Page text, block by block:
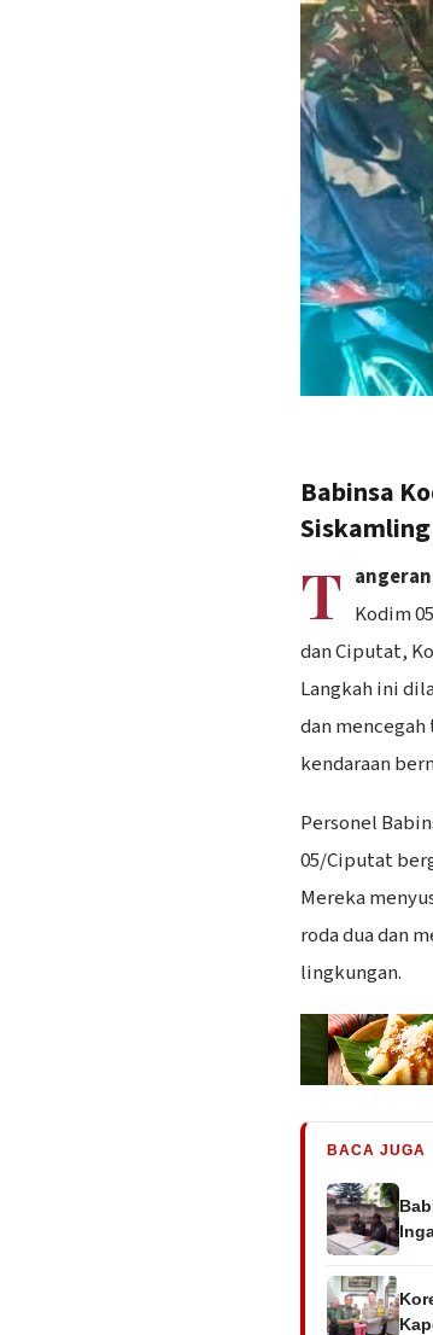
Babinsa
T Kodim
dan Ciputat,
Langkah ini
dan
kendaraan
Personel
05/Ciputat
Mereka
roda dua dan
lingkungan.
BACA JUGA